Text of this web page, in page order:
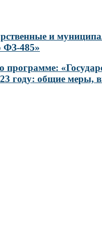
и
ФЗ-485»
году: общие